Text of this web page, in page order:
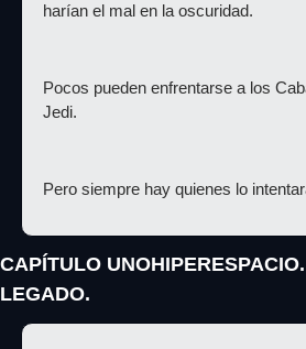
harían el mal en la oscuridad.
Pocos pueden enfrentarse a los
Jedi.
Pero siempre hay quienes lo
CAPÍTULO UNO
LEGADO.